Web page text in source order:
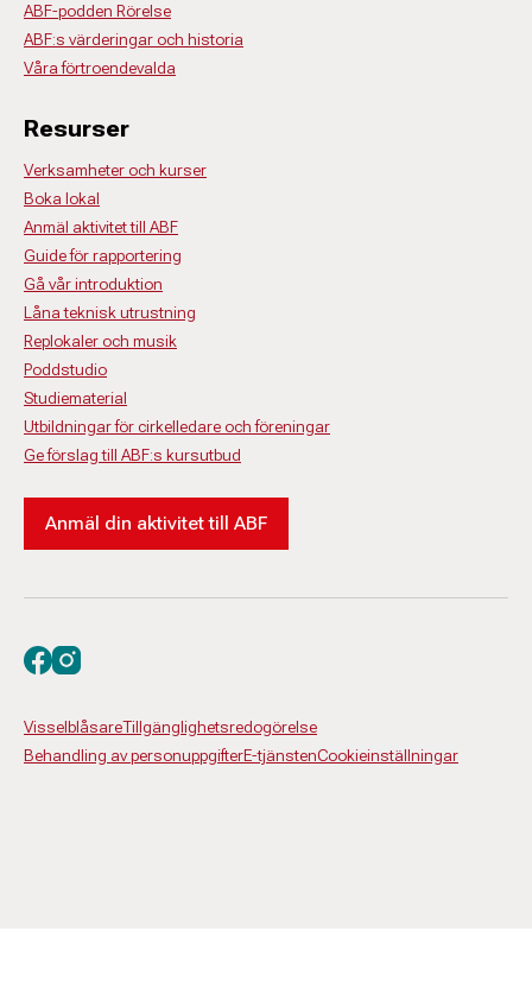
ABF-podden Rörelse
ABF:s värderingar och historia
Våra förtroendevalda
Resurser
Verksamheter och kurser
Boka lokal
Anmäl aktivitet till ABF
Guide för rapportering
Gå vår introduktion
Låna teknisk utrustning
Replokaler och musik
Poddstudio
Studiematerial
Utbildningar för cirkelledare och föreningar
Ge förslag till ABF:s kursutbud
Anmäl din aktivitet till ABF
VisselblåsareTillgänglighetsredogörelse
Behandling av personuppgifterE-tjänstenCookieinställningar
Besök oss på facebook
Besök oss på instagram